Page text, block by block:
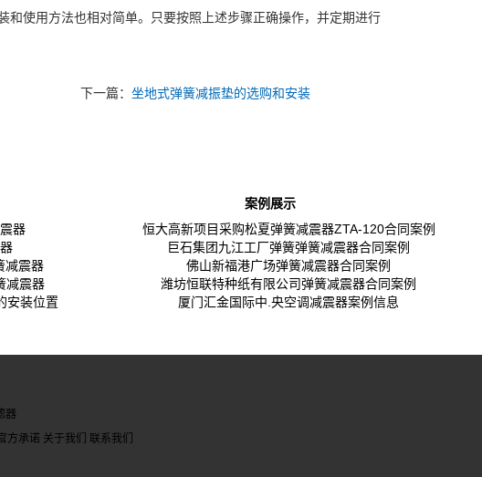
使用方法也相对简单。只要按照上述步骤正确操作，并定期进行
下一篇：坐地式弹簧减振垫的选购和安装
器
减震器
减震器
安装位置
案例展示
恒大高新项目采购松夏弹簧减震器ZTA-120合同案例
巨石集团九江工厂弹簧弹簧减震器合同案例
佛山新福港广场弹簧减震器合同案例
潍坊恒联特种纸有限公司弹簧减震器合同案例
厦门汇金国际中.央空调减震器案例信息
器
方承诺 关于我们
联系我们